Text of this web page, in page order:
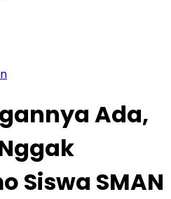
Ada,
Siswa SMAN